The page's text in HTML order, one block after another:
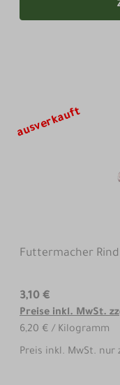
ausverkauft
Futtermacher
3,10 €
Preise inkl. MwSt.
6,20 € / Kilogramm
Preis inkl. MwSt. nur